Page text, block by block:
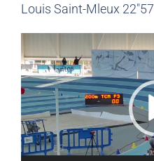
Louis Saint-Mleux 22″57
Lecteur
vidéo